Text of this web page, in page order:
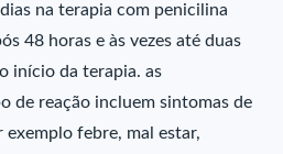
na terapia com penicilina
48 horas e às vezes até duas
início da terapia. as
de reação incluem sintomas de
febre, mal estar,